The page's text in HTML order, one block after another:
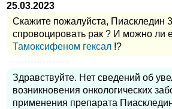
25.03.2023
Скажите пожалуйста, Пиаскледин
спровоцировать рак ? И можно ли
Тамоксифеном гексал !?
Здравствуйте. Нет сведений об
возникновения онкологических
применения препарата